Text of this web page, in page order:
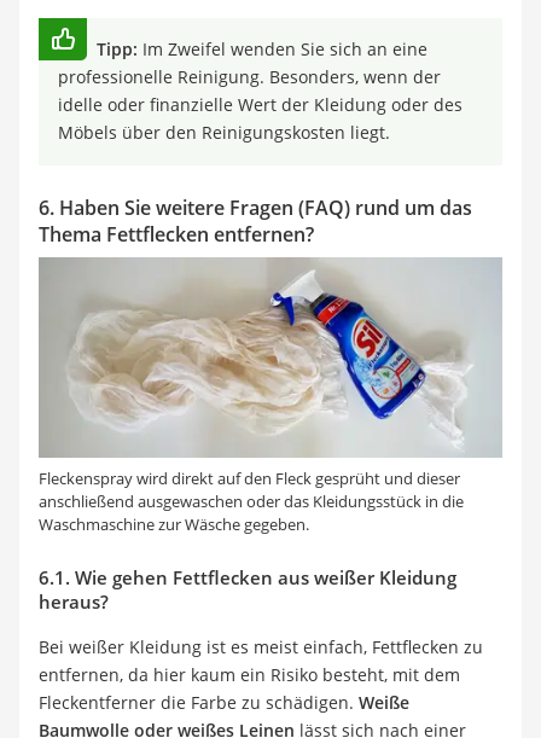
Tipp: Im Zweifel wenden Sie sich an eine
professionelle Reinigung. Besonders, wenn der
idelle oder finanzielle Wert der Kleidung oder des
Möbels über den Reinigungskosten liegt.
6. Haben Sie weitere Fragen (FAQ) rund um das
Thema Fettflecken entfernen?
Fleckenspray wird direkt auf den Fleck gesprüht und dieser
anschließend ausgewaschen oder das Kleidungsstück in die
Waschmaschine zur Wäsche gegeben.
6.1. Wie gehen Fettflecken aus weißer Kleidung
heraus?
Bei weißer Kleidung ist es meist einfach, Fettflecken zu
entfernen, da hier kaum ein Risiko besteht, mit dem
Fleckentferner die Farbe zu schädigen. Weiße
Baumwolle oder weißes Leinen lässt sich nach einer